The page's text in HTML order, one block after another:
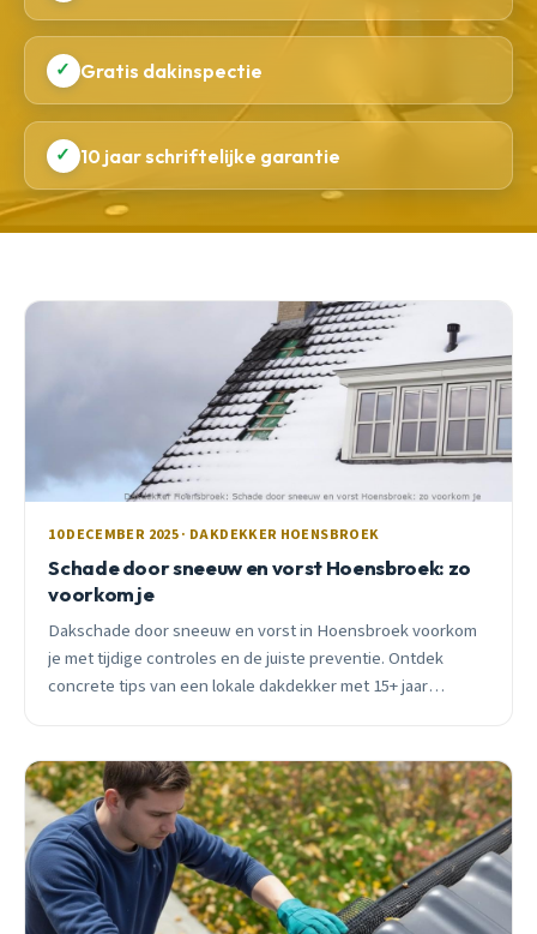
✓ Gratis dakinspectie
✓ 10 jaar schriftelijke garantie
10 DECEMBER 2025 · DAKDEKKER HOENSBROEK
Schade door sneeuw en vorst Hoensbroek: zo
voorkom je
Dakschade door sneeuw en vorst in Hoensbroek voorkom
je met tijdige controles en de juiste preventie. Ontdek
concrete tips van een lokale dakdekker met 15+ jaar